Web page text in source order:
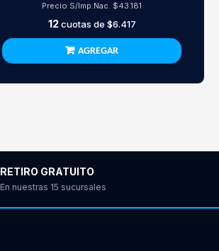
Precio S/Imp.Nac. $43.181
12cuotas de $6.417
AGREGAR
RETIRO GRATUITO
En nuestras 15 sucursales